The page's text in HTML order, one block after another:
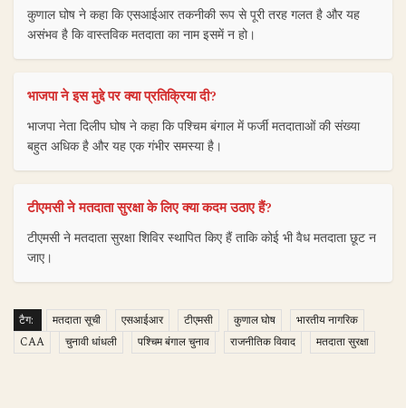
कुणाल घोष ने कहा कि एसआईआर तकनीकी रूप से पूरी तरह गलत है और यह
असंभव है कि वास्तविक मतदाता का नाम इसमें न हो।
भाजपा ने इस मुद्दे पर क्या प्रतिक्रिया दी?
भाजपा नेता दिलीप घोष ने कहा कि पश्चिम बंगाल में फर्जी मतदाताओं की संख्या
बहुत अधिक है और यह एक गंभीर समस्या है।
टीएमसी ने मतदाता सुरक्षा के लिए क्या कदम उठाए हैं?
टीएमसी ने मतदाता सुरक्षा शिविर स्थापित किए हैं ताकि कोई भी वैध मतदाता छूट न
जाए।
टैग: मतदाता सूची एसआईआर टीएमसी कुणाल घोष
भारतीय नागरिक
CAA
चुनावी धांधली पश्चिम बंगाल चुनाव राजनीतिक विवाद मतदाता सुरक्षा